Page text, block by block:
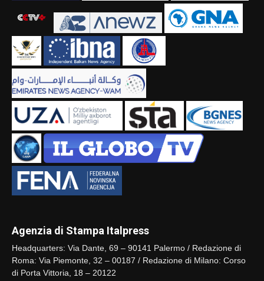
Agenzia di Stampa Italpress
Headquarters: Via Dante, 69 – 90141 Palermo / Redazione di
Roma: Via Piemonte, 32 – 00187 / Redazione di Milano: Corso
di Porta Vittoria, 18 – 20122